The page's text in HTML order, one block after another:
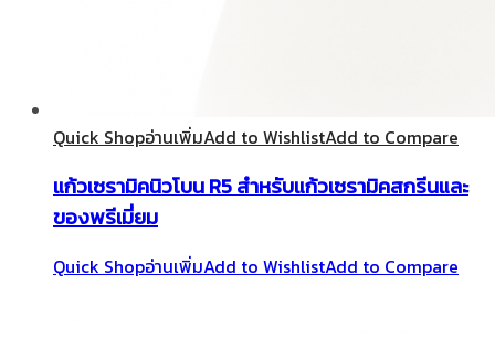
Quick Shopอ่านเพิ่มAdd to WishlistAdd to Compare
แก้วเซรามิคนิวโบน R5 สำหรับแก้วเซรามิคสกรีนและ
ของพรีเมี่ยม
Quick Shopอ่านเพิ่มAdd to WishlistAdd to Compare